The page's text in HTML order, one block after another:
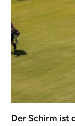
Der Schirm ist